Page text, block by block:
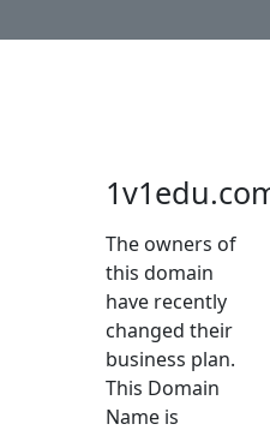
The owners of
this domain
have recently
changed their
business plan.
This Domain
Name is